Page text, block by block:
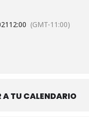
12:00 (GMT-11:00)
A TU CALENDARIO